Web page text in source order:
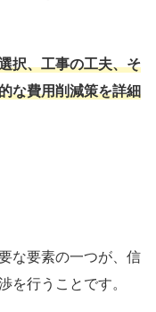
択、工事の工夫、そ
な費用削減策を詳細
な要素の一つが、信
を行うことです。